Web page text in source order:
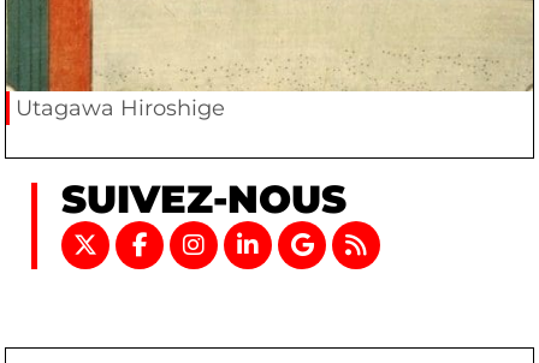
Utagawa Hiroshige
SUIVEZ-NOUS